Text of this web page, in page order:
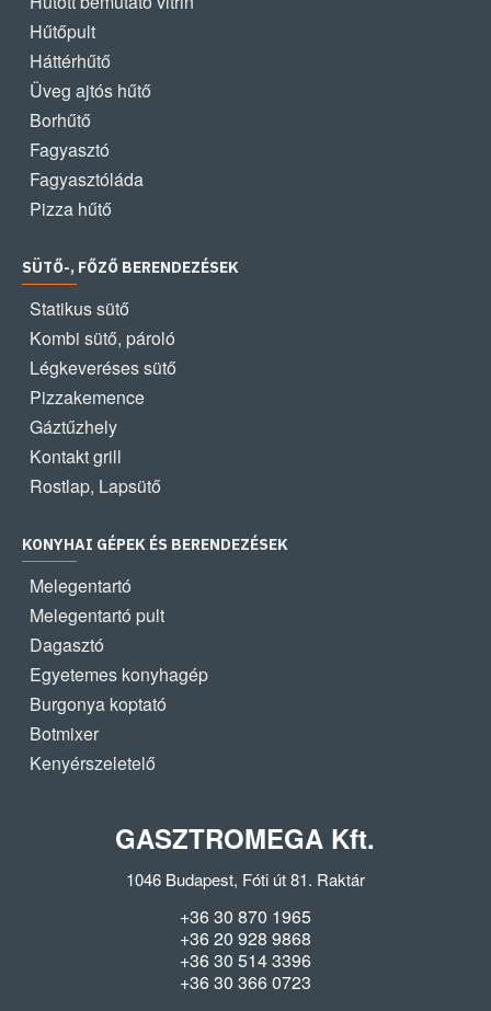
Hűtőpult
Háttérhűtő
Üveg ajtós hűtő
Borhűtő
Fagyasztó
Fagyasztóláda
Pizza hűtő
SÜTŐ-, FŐZŐ BERENDEZÉSEK
Statikus sütő
Kombi sütő, pároló
Légkeveréses sütő
Pizzakemence
Gáztűzhely
Kontakt grill
Rostlap, Lapsütő
KONYHAI GÉPEK ÉS BERENDEZÉSEK
Melegentartó
Melegentartó pult
Dagasztó
Egyetemes konyhagép
Burgonya koptató
Botmixer
Kenyérszeletelő
GASZTROMEGA Kft.
1046 Budapest, Fóti út 81. Raktár
+36 30 870 1965
+36 20 928 9868
+36 30 514 3396
+36 30 366 0723